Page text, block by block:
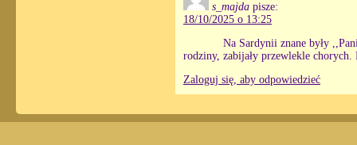
s_majda pisze:
18/10/2025 o 13:25
Na Sardynii znane były
rodziny, zabijały przewlekle chorych.
Zaloguj się, aby odpowiedzieć